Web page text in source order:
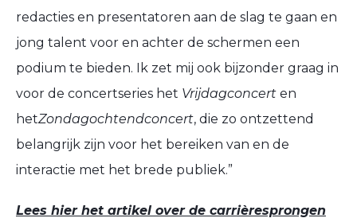
redacties en presentatoren aan de slag te gaan en
jong talent voor en achter de schermen een
podium te bieden. Ik zet mij ook bijzonder graag in
voor de concertseries het Vrijdagconcert en
hetZondagochtendconcert, die zo ontzettend
belangrijk zijn voor het bereiken van en de
interactie met het brede publiek.”
Lees hier het artikel over de carrièresprongen